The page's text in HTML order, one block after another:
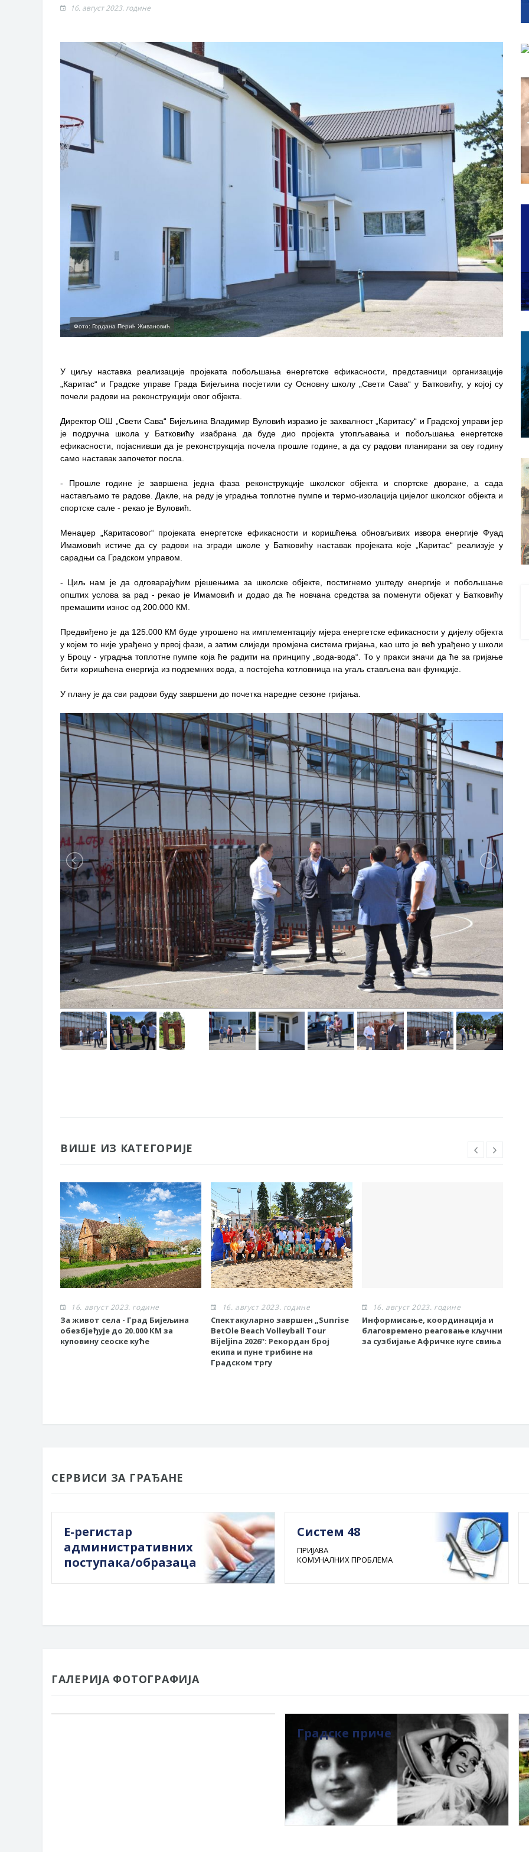
Обавјештење за предузетника - Гојко Богуновић
Захтјев за издавање ПОНОСНЕ КАРТИЦЕ
Обавјештење за предузетника - Вера Ујић
ЈАВНИ ПОЗИВ ЗА ПРИЈАВУ НЕПРОПИСНОГ ОДЛАГАЊА ОТПАДА УЗ ДОДЈЕЛУ ФИНАНСИЈСКЕ
16. август 2023. године
Фото: Гордана Перић Живановић
У циљу наставка реализације пројеката побољшања енергетске ефикасности, представници организације
„Каритас“ и Градске управе Града Бијељина посјетили су Основну школу „Свети Сава“ у Батковићу, у којој су
почели радови на реконструкцији овог објекта.
Директор ОШ „Свети Сава“ Бијељина Владимир Вуловић изразио је захвалност „Каритасу“ и Градској управи јер
је подручна школа у Батковићу изабрана да буде дио пројекта утопљавања и побољшања енергетске
ефикасности, појаснивши да је реконструкција почела прошле године, а да су радови планирани за ову годину
само наставак започетог посла.
- Прошле године је завршена једна фаза реконструкције школског објекта и спортске дворане, а сада
настављамо те радове. Дакле, на реду је уградња топлотне пумпе и термо-изолација цијелог школског објекта и
спортске сале - рекао је Вуловић.
Менаџер „Каритасовог“ пројеката енергетске ефикасности и коришћења обновљивих извора енергије Фуад
Имамовић истиче да су радови на згради школе у Батковићу наставак пројеката које „Каритас“ реализује у
сарадњи са Градском управом.
- Циљ нам је да одговарајућим рјешењима за школске објекте, постигнемо уштеду енергије и побољшање
општих услова за рад - рекао је Имамовић и додао да ће новчана средства за поменути објекат у Батковићу
премашити износ од 200.000 КМ.
Предвиђено је да 125.000 КМ буде утрошено на имплементацију мјера енергетске ефикасности у дијелу објекта
у којем то није урађено у првој фази, а затим слиједи промјена система гријања, као што је већ урађено у школи
у Броцу - уградња топлотне пумпе која ће радити на принципу „вода-вода“. То у пракси значи да ће за гријање
бити коришћена енергија из подземних вода, а постојећа котловница на угаљ стављена ван функције.
У плану је да сви радови буду завршени до почетка наредне сезоне гријања.
ВИШЕ ИЗ КАТЕГОРИЈЕ
16. август 2023. године
За живот села - Град Бијељина
обезбјеђује до 20.000 КМ за
куповину сеоске куће
16. август 2023. године
Спектакуларно завршен „Sunrise
BetOle Beach Volleyball Tour
Bijeljina 2026“: Рекордан број
екипа и пуне трибине на
Градском тргу
16. август 2023. године
Информисање, координација и
благовремено реаговање кључни
за сузбијање Афричке куге свиња
СЕРВИСИ ЗА ГРАЂАНЕ
Е-регистар
административних
поступака/образаца
Систем 48
ПРИЈАВА
КОМУНАЛНИХ ПРОБЛЕМА
ГАЛЕРИЈА ФОТОГРАФИЈА
Градске приче